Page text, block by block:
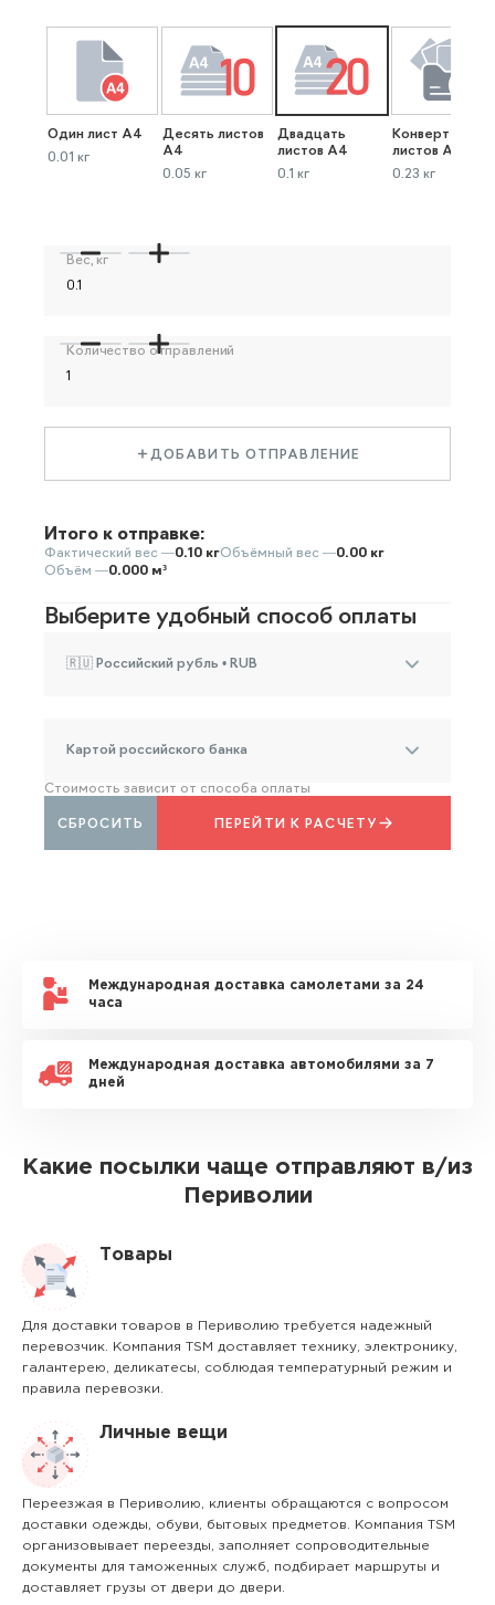
Один лист А4
0.01 кг
Десять листов
А4
0.05 кг
Двадцать
листов А4
0.1 кг
Конверт до 40
листов А4
0.23 кг
Вес, кг
Количество отправлений
ДОБАВИТЬ ОТПРАВЛЕНИЕ
Итого к отправке:
Фактический вес —0.10 кгОбъёмный вес —0.00 кг
Объём —0.000 м³
Выберите удобный способ оплаты
🇷🇺 Российский рубль • RUB
Картой российского банка
Стоимость зависит от способа оплаты
ПЕРЕЙТИ К РАСЧЕТУ
СБРОСИТЬ
Международная доставка самолетами за 24
часа
Международная доставка автомобилями за 7
дней
Какие посылки чаще отправляют в/из
Периволии
Товары
Для доставки товаров в Периволию требуется надежный
перевозчик. Компания TSM доставляет технику, электронику,
галантерею, деликатесы, соблюдая температурный режим и
правила перевозки.
Личные вещи
Переезжая в Периволию, клиенты обращаются с вопросом
доставки одежды, обуви, бытовых предметов. Компания TSM
организовывает переезды, заполняет сопроводительные
документы для таможенных служб, подбирает маршруты и
доставляет грузы от двери до двери.